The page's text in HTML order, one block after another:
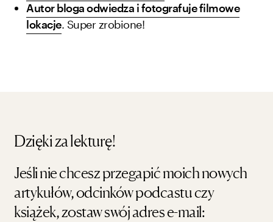
Autor bloga odwiedza i fotografuje filmowe
lokacje. Super zrobione!
Dzięki za lekturę!
Jeśli nie chcesz przegapić moich nowych
artykułów, odcinków podcastu czy
książek, zostaw swój adres e-mail: